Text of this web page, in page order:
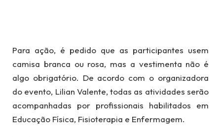
Para ação, é pedido que as participantes usem
camisa branca ou rosa, mas a vestimenta não é
algo obrigatório. De acordo com o organizadora
do evento, Lilian Valente, todas as atividades serão
acompanhadas por profissionais habilitados em
Educação Física, Fisioterapia e Enfermagem.